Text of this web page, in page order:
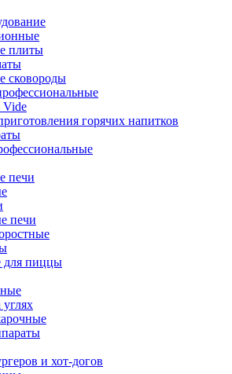
плиты
сковороды
Vide
горячих напитков
печи
печи
для пиццы
и хот-догов